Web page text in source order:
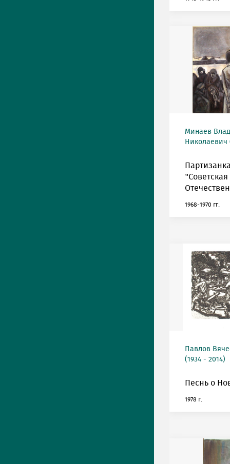
Минаев
Николаевич
1968-1970 гг.
Павлов
(1934 - 2014)
Песнь о
1978 г.